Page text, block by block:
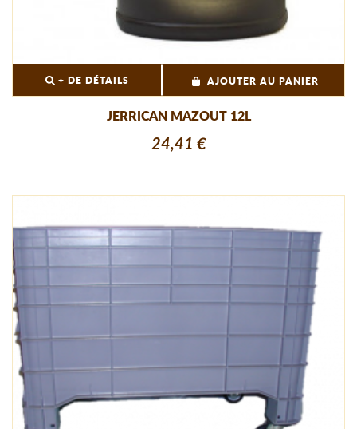
+ DE DÉTAILS AJOUTER AU PANIER
JERRICAN MAZOUT 12L
24,41 €